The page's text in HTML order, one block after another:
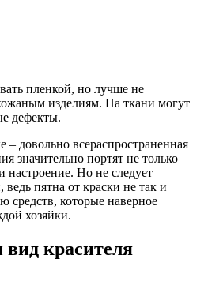
пленкой, но лучше не
изделиям. На ткани могут
дефекты.
– довольно всераспространенная
значительно портят не только
Но не следует
ведь пятна от краски не так и
средств, которые наверное
хозяйки.
вид красителя